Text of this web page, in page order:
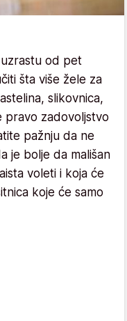
od pet
šta više žele za
slikovnica,
pravo zadovoljstvo
pažnju da ne
je bolje da mališan
voleti i koja će
koje će samo